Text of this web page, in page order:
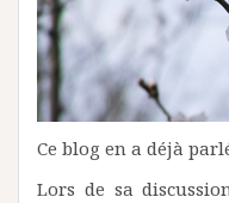
Ce blog en a déjà
Lors de sa